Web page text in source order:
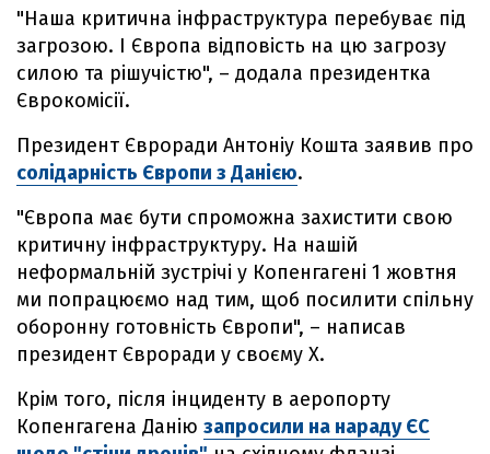
"Наша критична інфраструктура перебуває під
загрозою. І Європа відповість на цю загрозу
силою та рішучістю", – додала президентка
Єврокомісії.
Президент Євроради Антоніу Кошта заявив про
солідарність Європи з Данією.
"Європа має бути спроможна захистити свою
критичну інфраструктуру. На нашій
неформальній зустрічі у Копенгагені 1 жовтня
ми попрацюємо над тим, щоб посилити спільну
оборонну готовність Європи", – написав
президент Євроради у своєму X.
Крім того, після інциденту в аеропорту
Копенгагена Данію запросили на нараду ЄС